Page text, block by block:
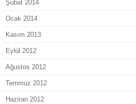
Şubat 2014
Ocak 2014
Kasım 2013
Eylül 2012
Ağustos 2012
Temmuz 2012
Haziran 2012